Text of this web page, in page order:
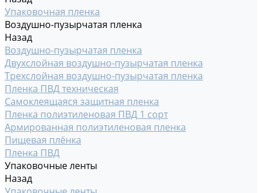
Упаковочная пленка
Воздушно-пузырчатая пленка
Назад
Воздушно-пузырчатая пленка
Двухслойная воздушно-пузырчатая пленка
Трехслойная воздушно-пузырчатая пленка
Пленка ПВД техническая
Самоклеящаяся защитная пленка
Пленка полиэтиленовая ПВД 1 сорт
Армированная полиэтиленовая пленка
Пищевая плёнка
Пленка ПВД
Упаковочные ленты
Назад